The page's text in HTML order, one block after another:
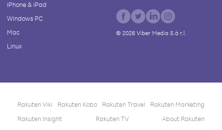
iPhone & iPad
Windows PC
Mac
Linux
© 2026Viber Media S.à r.l.
Rakuten Viki Rakuten Kobo Rakuten Travel
Rakuten Marketing
Rakuten Insight
Rakuten TV About Rakuten